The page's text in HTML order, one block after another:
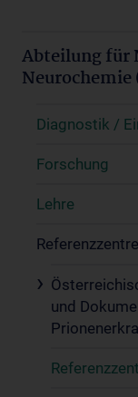
Abteilung für
Neurochemie
Diagnostik /
Forschung
Lehre
und